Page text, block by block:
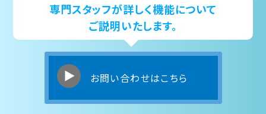
専門スタッフが詳しく機能について
ご説明いたします。
お問い合わせはこちら